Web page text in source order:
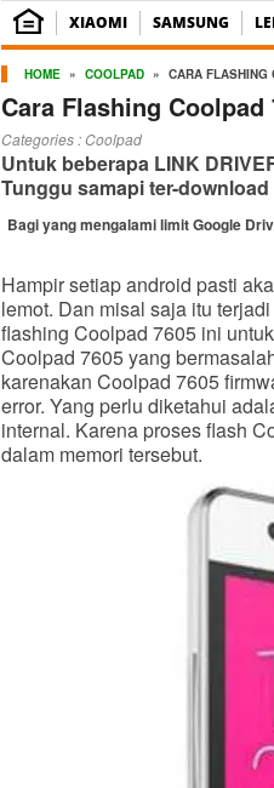
XIAOMI SAMSUNG
HOME » COOLPAD » CARA FLASHING
Cara Flashing Coolpad
Categories : Coolpad
Untuk beberapa LINK
Tunggu samapi ter-
Bagi yang mengalami limit Google
Hampir setiap android pasti
lemot. Dan misal saja itu
flashing Coolpad 7605 ini
Coolpad 7605 yang
karenakan Coolpad 7605
error. Yang perlu diketahui
internal. Karena proses flash
dalam memori tersebut.